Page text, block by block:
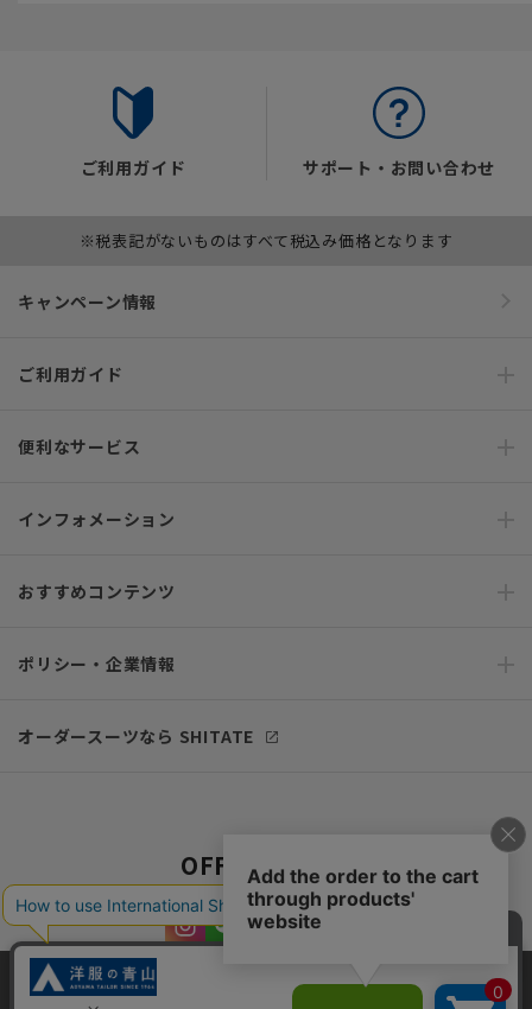
ご利用ガイド サポート・お問い合わせ
※税表記がないものはすべて税込み価格となります
キャンペーン情報
ご利用ガイド
便利なサービス
インフォメーション
おすすめコンテンツ
ポリシー・企業情報
オーダースーツなら SHITATE
OFFICIAL SNS